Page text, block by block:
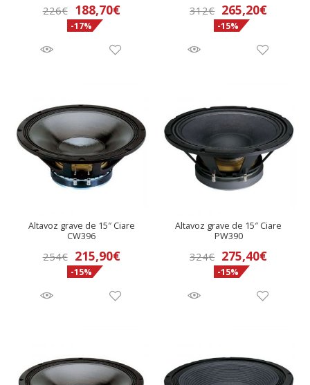
226€ El
precio
original
188,70€El
actual
-17%
312€ El
precio
original
265,20€El
actual
-15%
Altavoz grave de 15″ Ciare
CW396
254€ El
precio
original
215,90€El
actual
-15%
Altavoz grave de 15″ Ciare
PW390
324€ El
precio
original
275,40€El
actual
-15%